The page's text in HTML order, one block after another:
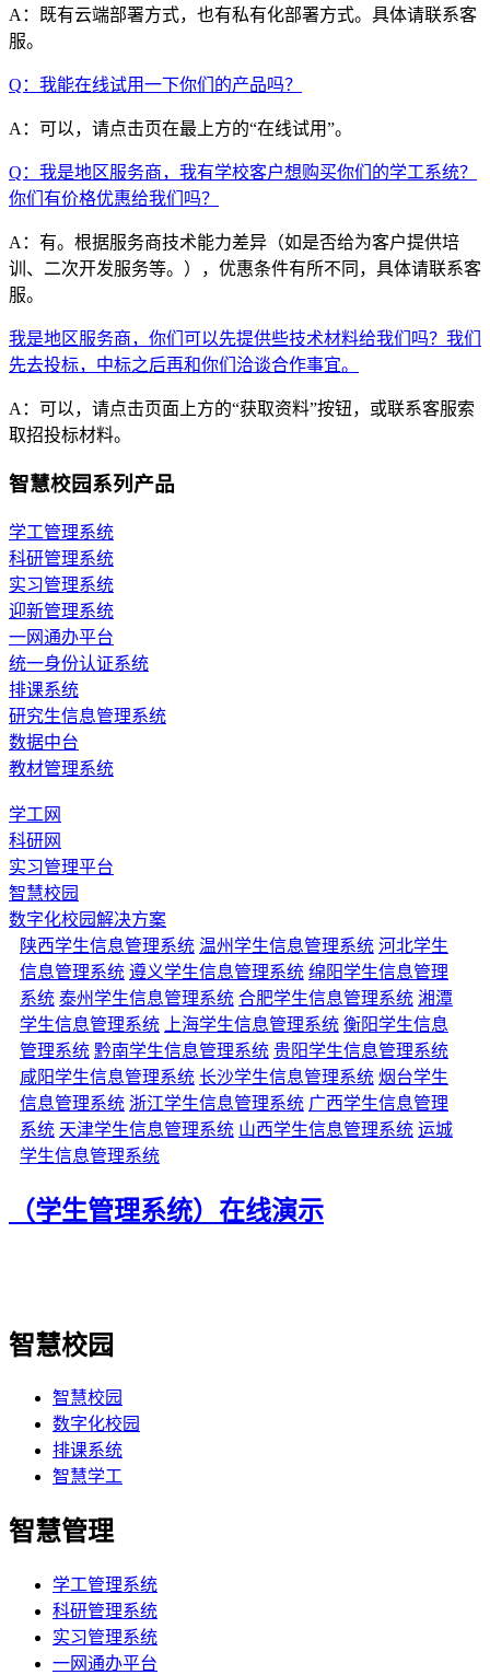
A：既有云端部署方式，也有私有化部署方式。具体请联系客
服。
Q：我能在线试用一下你们的产品吗？
A：可以，请点击页在最上方的“在线试用”。
Q：我是地区服务商，我有学校客户想购买你们的学工系统？
你们有价格优惠给我们吗？
A：有。根据服务商技术能力差异（如是否给为客户提供培
训、二次开发服务等。），优惠条件有所不同，具体请联系客
服。
我是地区服务商，你们可以先提供些技术材料给我们吗？我们
先去投标，中标之后再和你们洽谈合作事宜。
A：可以，请点击页面上方的“获取资料”按钮，或联系客服索
取招投标材料。
智慧校园系列产品
学工管理系统
科研管理系统
实习管理系统
迎新管理系统
一网通办平台
统一身份认证系统
排课系统
研究生信息管理系统
数据中台
教材管理系统
学工网
科研网
实习管理平台
智慧校园
数字化校园解决方案
陕西学生信息管理系统 温州学生信息管理系统 河北学生
信息管理系统 遵义学生信息管理系统 绵阳学生信息管理
系统 泰州学生信息管理系统 合肥学生信息管理系统 湘潭
学生信息管理系统
上海学生信息管理系统 衡阳学生信息
管理系统 黔南学生信息管理系统 贵阳学生信息管理系统
咸阳学生信息管理系统 长沙学生信息管理系统 烟台学生
信息管理系统 浙江学生信息管理系统 广西学生信息管理
系统 天津学生信息管理系统 山西学生信息管理系统 运城
学生信息管理系统
（学生管理系统）在线演示
智慧校园
智慧校园
数字化校园
排课系统
智慧学工
智慧管理
学工管理系统
科研管理系统
实习管理系统
一网通办平台